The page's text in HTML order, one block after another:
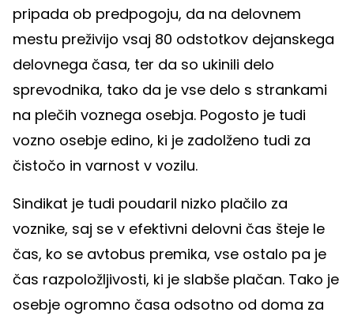
pripada ob predpogoju, da na delovnem
mestu preživijo vsaj 80 odstotkov dejanskega
delovnega časa, ter da so ukinili delo
sprevodnika, tako da je vse delo s strankami
na plečih voznega osebja. Pogosto je tudi
vozno osebje edino, ki je zadolženo tudi za
čistočo in varnost v vozilu.
Sindikat je tudi poudaril nizko plačilo za
voznike, saj se v efektivni delovni čas šteje le
čas, ko se avtobus premika, vse ostalo pa je
čas razpoložljivosti, ki je slabše plačan. Tako je
osebje ogromno časa odsotno od doma za